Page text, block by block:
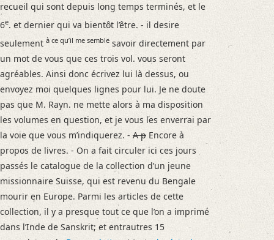
recueil qui sont depuis long temps terminés, et le
6e. et dernier qui va bientôt l’être. - il desire
seulement à ce qu’il me semble savoir directement par
un mot de vous que ces trois vol. vous seront
agréables. Ainsi donc écrivez lui là dessus, ou
envoyez moi quelques lignes pour lui. Je ne doute
pas que M. Rayn. ne mette alors à ma disposition
les volumes en question, et je vous les enverrai par
la voie que vous m’indiquerez. - A p Encore à
propos de livres. - On a fait circuler ici ces jours
passés le catalogue de la collection d’un jeune
missionnaire Suisse, qui est revenu du Bengale
mourir en Europe. Parmi les articles de cette
collection, il y a presque tout ce que l’on a imprimé
dans l’Inde de Sanskrit; et entrautres 15